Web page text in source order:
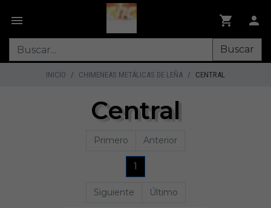
Buscar
INICIO CHIMENEAS METÁLICAS DE LEÑA CENTRAL
Central
Primero Anterior
1
Siguiente Último